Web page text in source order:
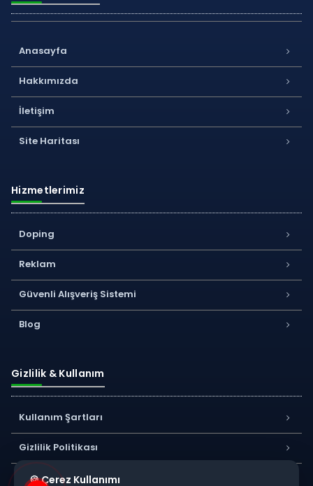
Anasayfa
Hakkımızda
İletişim
Site Haritası
Hizmetlerimiz
Doping
Reklam
Güvenli Alışveriş Sistemi
Blog
Gizlilik & Kullanım
Kullanım Şartları
Gizlilik Politikası
Kişisel Verilerin Korunması
🍪 Çerez Kullanımı